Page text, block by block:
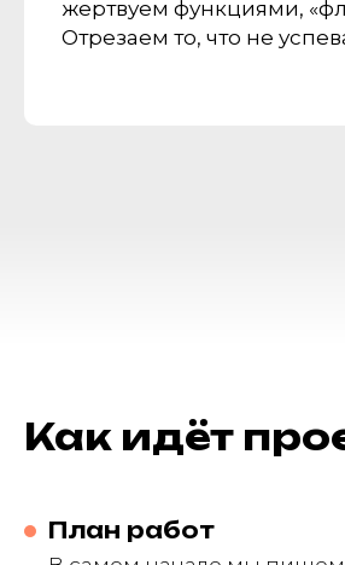
жертвуем функциями,
Отрезаем то, что не
Как идёт
План работ